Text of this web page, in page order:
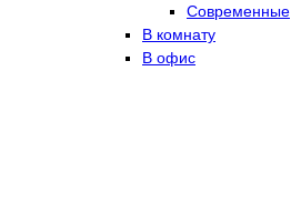
Современные
В комнату
В офис